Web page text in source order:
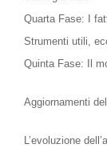
Quarta Fase: I
Strumenti utili,
Quinta Fase: Il
Aggiornamenti
L’evoluzione